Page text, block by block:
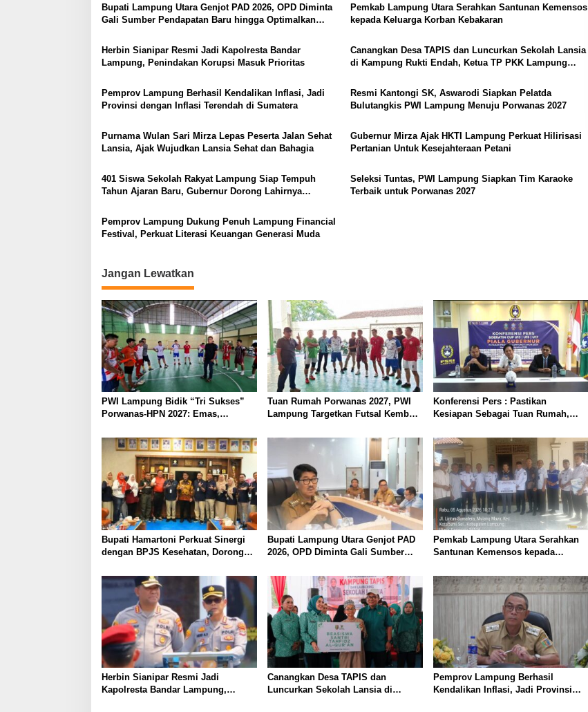
s
Bupati Lampung Utara Genjot PAD 2026, OPD Diminta
Gali Sumber Pendapatan Baru hingga Optimalkan
Pemkab Lampung Utara Serahkan Santunan Kemensos
kepada Keluarga Korban Kebakaran
Herbin Sianipar Resmi Jadi Kapolresta Bandar
Lampung, Penindakan Korupsi Masuk Prioritas
Canangkan Desa TAPIS dan Luncurkan Sekolah Lansia
di Kampung Rukti Endah, Ketua TP PKK Lampung
Pemprov Lampung Berhasil Kendalikan Inflasi, Jadi
Provinsi dengan Inflasi Terendah di Sumatera
Resmi Kantongi SK, Aswarodi Siapkan Pelatda
Bulutangkis PWI Lampung Menuju Porwanas 2027
Purnama Wulan Sari Mirza Lepas Peserta Jalan Sehat
Lansia, Ajak Wujudkan Lansia Sehat dan Bahagia
Gubernur Mirza Ajak HKTI Lampung Perkuat Hilirisasi
Pertanian Untuk Kesejahteraan Petani
401 Siswa Sekolah Rakyat Lampung Siap Tempuh
Tahun Ajaran Baru, Gubernur Dorong Lahirnya
Seleksi Tuntas, PWI Lampung Siapkan Tim Karaoke
Terbaik untuk Porwanas 2027
Pemprov Lampung Dukung Penuh Lampung Financial
Festival, Perkuat Literasi Keuangan Generasi Muda
Jangan Lewatkan
PWI Lampung Bidik “Tri Sukses”
Porwanas-HPN 2027: Emas,
Menggeliat
Tuan Rumah Porwanas 2027, PWI
Lampung Targetkan Futsal Kembali
Konferensi Pers : Pastikan
Kesiapan Sebagai Tuan Rumah,
Pelaksanaan Soeratin Cup Piala
Gubernur Lampung
Bupati Hamartoni Perkuat Sinergi
dengan BPJS Kesehatan, Dorong
dan Mudah
Bupati Lampung Utara Genjot PAD
2026, OPD Diminta Gali Sumber
Optimalkan PBB-P2
Pemkab Lampung Utara Serahkan
Santunan Kemensos kepada
Herbin Sianipar Resmi Jadi
Kapolresta Bandar Lampung,
Canangkan Desa TAPIS dan
Luncurkan Sekolah Lansia di
Pemprov Lampung Berhasil
Kendalikan Inflasi, Jadi Provinsi